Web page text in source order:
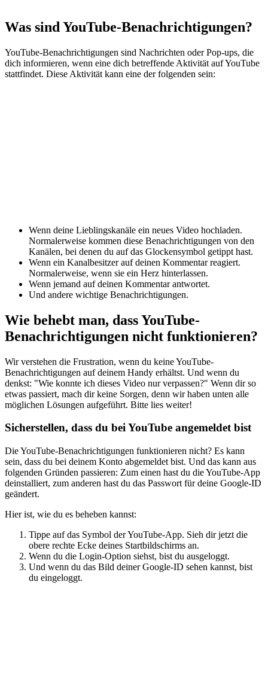
Was sind YouTube-Benachrichtigungen?
YouTube-Benachrichtigungen sind Nachrichten oder Pop-ups, die
dich informieren, wenn eine dich betreffende Aktivität auf YouTube
stattfindet. Diese Aktivität kann eine der folgenden sein:
Wenn deine Lieblingskanäle ein neues Video hochladen.
Normalerweise kommen diese Benachrichtigungen von den
Kanälen, bei denen du auf das Glockensymbol getippt hast.
Wenn ein Kanalbesitzer auf deinen Kommentar reagiert.
Normalerweise, wenn sie ein Herz hinterlassen.
Wenn jemand auf deinen Kommentar antwortet.
Und andere wichtige Benachrichtigungen.
Wie behebt man, dass YouTube-
Benachrichtigungen nicht funktionieren?
Wir verstehen die Frustration, wenn du keine YouTube-
Benachrichtigungen auf deinem Handy erhältst. Und wenn du
denkst: "Wie konnte ich dieses Video nur verpassen?" Wenn dir so
etwas passiert, mach dir keine Sorgen, denn wir haben unten alle
möglichen Lösungen aufgeführt. Bitte lies weiter!
Sicherstellen, dass du bei YouTube angemeldet bist
Die YouTube-Benachrichtigungen funktionieren nicht? Es kann
sein, dass du bei deinem Konto abgemeldet bist. Und das kann aus
folgenden Gründen passieren: Zum einen hast du die YouTube-App
deinstalliert, zum anderen hast du das Passwort für deine Google-ID
geändert.
Hier ist, wie du es beheben kannst:
Tippe auf das Symbol der YouTube-App. Sieh dir jetzt die
obere rechte Ecke deines Startbildschirms an.
Wenn du die Login-Option siehst, bist du ausgeloggt.
Und wenn du das Bild deiner Google-ID sehen kannst, bist
du eingeloggt.